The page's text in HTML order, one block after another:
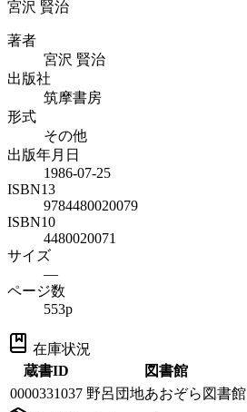
宮沢 賢治
著者
宮沢 賢治
出版社
筑摩書房
形式
その他
出版年月日
1986-07-25
ISBN13
9784480020079
ISBN10
4480020071
サイズ
—
ページ数
553p
在庫状況
蔵書ID
図書館
0000331037 野呂団地あおぞら図書館